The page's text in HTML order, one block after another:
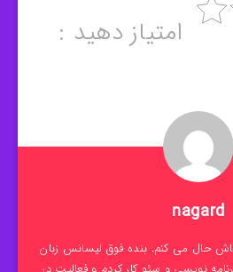
امتیاز دهید :
nagard
حال می کنم. بنده فوق لیسانس زبان